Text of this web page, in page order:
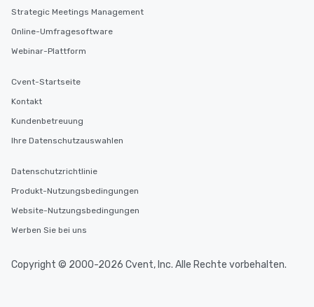
Strategic Meetings Management
Online-Umfragesoftware
Webinar-Plattform
Cvent-Startseite
Kontakt
Kundenbetreuung
Ihre Datenschutzauswahlen
Datenschutzrichtlinie
Produkt-Nutzungsbedingungen
Website-Nutzungsbedingungen
Werben Sie bei uns
Copyright © 2000-2026 Cvent, Inc. Alle Rechte vorbehalten.